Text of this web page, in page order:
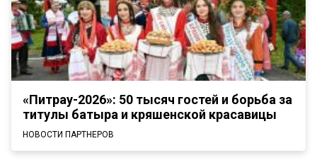
«Питрау-2026»: 50 тысяч гостей и борьба за
титулы батыра и кряшенской красавицы
НОВОСТИ ПАРТНЕРОВ